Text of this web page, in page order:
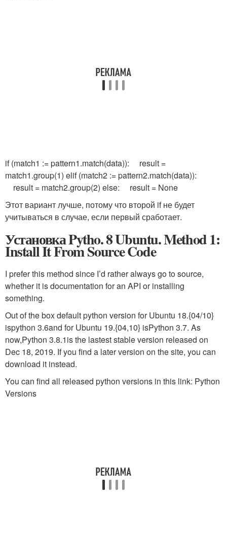
if (match1 := pattern1.match(data)): result =
match1.group(1) elif (match2 := pattern2.match(data)):
result = match2.group(2) else: result = None
Этот вариант лучше, потому что второй if не будет
учитываться в случае, если первый сработает.
Установка Pytho. 8 Ubuntu. Method 1:
Install It From Source Code
I prefer this method since I’d rather always go to source,
whether it is documentation for an API or installing
something.
Out of the box default python version for Ubuntu 18.{04/10}
ispython 3.6and for Ubuntu 19.{04,10} isPython 3.7. As
now,Python 3.8.1is the lastest stable version released on
Dec 18, 2019. If you find a later version on the site, you can
download it instead.
You can find all released python versions in this link: Python
Versions